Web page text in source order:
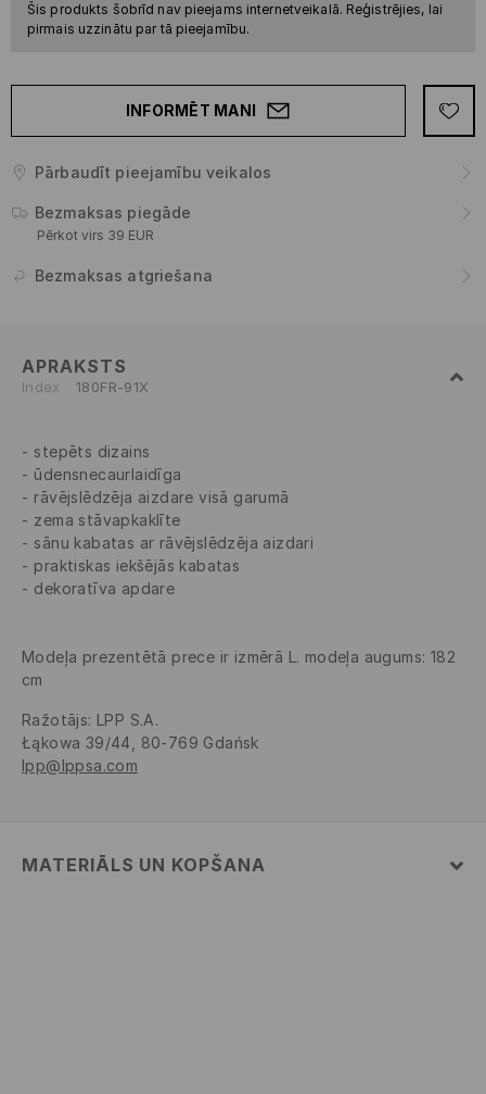
Šis produkts šobrīd nav pieejams internetveikalā. Reģistrējies, lai
pirmais uzzinātu par tā pieejamību.
INFORMĒT MANI
Pārbaudīt pieejamību veikalos
Bezmaksas piegāde
Pērkot virs 39 EUR
Bezmaksas atgriešana
APRAKSTS
Index 180FR-91X
stepēts dizains
ūdensnecaurlaidīga
rāvējslēdzēja aizdare visā garumā
zema stāvapkaklīte
sānu kabatas ar rāvējslēdzēja aizdari
praktiskas iekšējās kabatas
dekoratīva apdare
Modeļa prezentētā prece ir izmērā L. modeļa augums: 182
cm
Ražotājs: LPP S.A.
Łąkowa 39/44, 80-769 Gdańsk
lpp@lppsa.com
MATERIĀLS UN KOPŠANA